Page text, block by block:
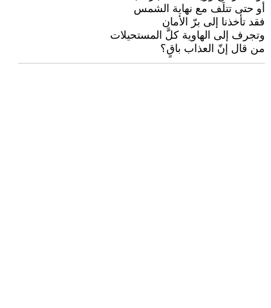
أو حتى تتلَف مع نهاية الشمس
فقد تأخذنا إلى برّ الأمان
وتجرف إلى الهاوية كلَّ المستحيلات
من قال إنّ العذاب باقٍ؟